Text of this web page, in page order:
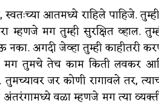
स्वतःच्या आतमध्ये राहिले पाहिजे.
म्हणजे मग तुम्ही सुरक्षित व्हाल.
नका. अगदी जेव्हा तुम्ही काहीतरी
तुमचे तेच काम किती लवकर
तुमच्यावर जर कोणी रागावले तर,
वळा म्हणजे मग त्या